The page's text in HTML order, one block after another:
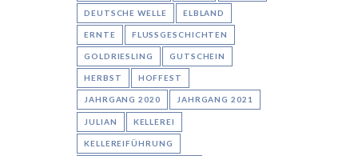
DEUTSCHE WELLE ELBLAND
ERNTE FLUSSGESCHICHTEN
GOLDRIESLING GUTSCHEIN
HERBST HOFFEST
JAHRGANG 2020 JAHRGANG 2021
JULIAN KELLEREI
KELLEREIFÜHRUNG